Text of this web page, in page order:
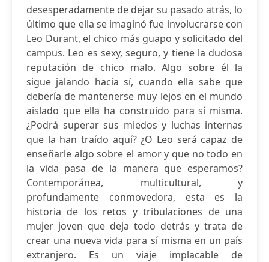
desesperadamente de dejar su pasado atrás, lo
último que ella se imaginó fue involucrarse con
Leo Durant, el chico más guapo y solicitado del
campus. Leo es sexy, seguro, y tiene la dudosa
reputación de chico malo. Algo sobre él la
sigue jalando hacia sí, cuando ella sabe que
debería de mantenerse muy lejos en el mundo
aislado que ella ha construido para sí misma.
¿Podrá superar sus miedos y luchas internas
que la han traído aquí? ¿O Leo será capaz de
enseñarle algo sobre el amor y que no todo en
la vida pasa de la manera que esperamos?
Contemporánea, multicultural, y
profundamente conmovedora, esta es la
historia de los retos y tribulaciones de una
mujer joven que deja todo detrás y trata de
crear una nueva vida para sí misma en un país
extranjero. Es un viaje implacable de